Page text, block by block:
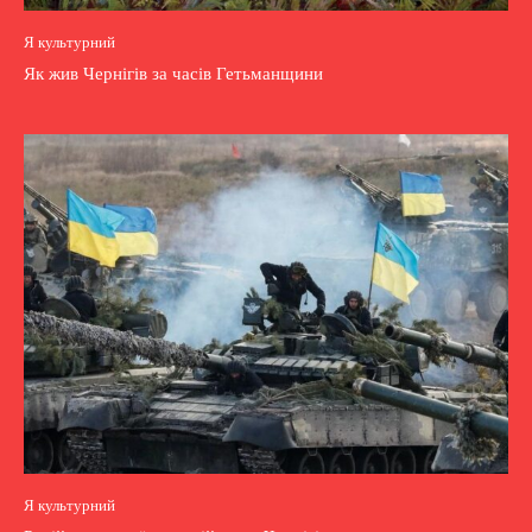
Я культурний
Як жив Чернігів за часів Гетьманщини
Я культурний